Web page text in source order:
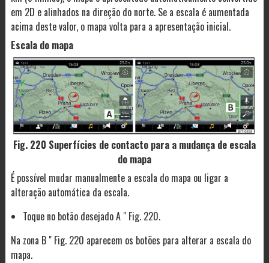
em 2D e alinhados na direção do norte. Se a escala é aumentada
acima deste valor, o mapa volta para a apresentação inicial.
Escala do mapa
Fig. 220 Superfícies de contacto para a mudança de escala
do mapa
É possível mudar manualmente a escala do mapa ou ligar a
alteração automática da escala.
Toque no botão desejado A " Fig. 220.
Na zona B " Fig. 220 aparecem os botões para alterar a escala do
mapa.